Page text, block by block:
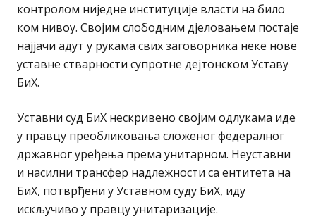
контролом ниједне институције власти на било
ком нивоу. Својим слободним дјеловањем постаје
најјачи адут у рукама свих заговорника неке нове
уставне стварности супротне дејтонском Уставу
БиХ.
Уставни суд БиХ нескривено својим одлукама иде
у правцу преобликовања сложеног федералног
државног уређења према унитарном. Неуставни
и насилни трансфер надлежности са ентитета на
БиХ, потврђени у Уставном суду БиХ, иду
искључиво у правцу унитаризације.